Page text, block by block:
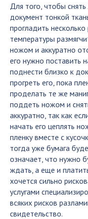
Для того, чтобы
документ тонкой
прогладить
температуры
ножом и аккуратно
его нужно поставить
поднести близко к
прогреть его, пока
проделать те же
поддеть ножом и
аккуратно, так как
начать его цеплять
пленку вместе с
тогда уже бумага
означает, что нужно
ждать, а еще и
хочется сильно
услугами
всяких рисков
свидетельство.